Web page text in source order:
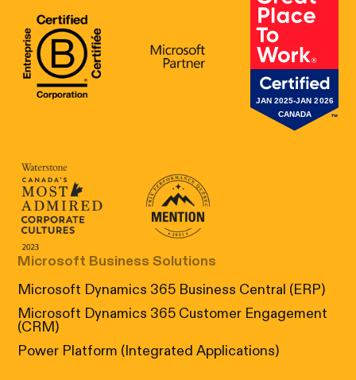
B Corp Certification
Microsoft Great
Canada's Most Admired Corporate
Prix performance Quebec
Microsoft Business Solutions
Microsoft Dynamics 365 Business Central (ERP)
Microsoft Dynamics 365 Customer Engagement
(CRM)
Power Platform (Integrated Applications)